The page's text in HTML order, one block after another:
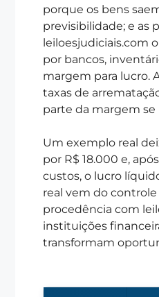
porque os bens
previsibilidade; e as
leiloesjudiciais.com
por bancos,
margem para lucro.
taxas de
parte da margem se
Um exemplo real
por R$ 18.000 e,
custos, o lucro
real vem do controle
procedência com
instituições
transformam